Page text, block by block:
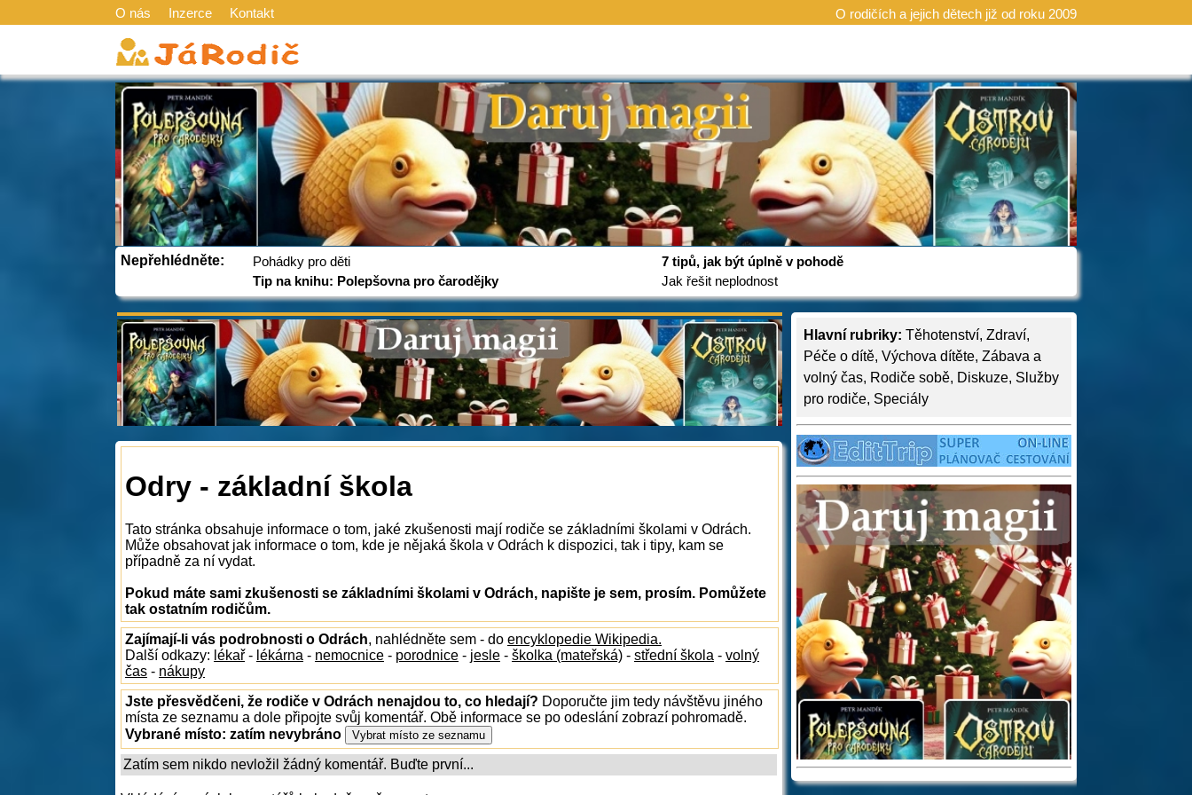
O nás Inzerce Kontakt O rodičích a jejich dětech již od roku 2009
Nepřehlédněte:
Pohádky pro děti
Tip na knihu: Polepšovna pro čarodějky
7 tipů, jak být úplně v pohodě
Jak řešit neplodnost
Hlavní rubriky: Těhotenství, Zdraví,
Péče o dítě, Výchova dítěte, Zábava a
volný čas, Rodiče sobě, Diskuze, Služby
pro rodiče, Speciály
Odry - základní škola
Tato stránka obsahuje informace o tom, jaké zkušenosti mají rodiče se základními školami v Odrách.
Může obsahovat jak informace o tom, kde je nějaká škola v Odrách k dispozici, tak i tipy, kam se
případně za ní vydat.
Pokud máte sami zkušenosti se základními školami v Odrách, napište je sem, prosím. Pomůžete
tak ostatním rodičům.
Zajímají-li vás podrobnosti o Odrách, nahlédněte sem - do encyklopedie Wikipedia.
Další odkazy: lékař - lékárna - nemocnice - porodnice - jesle - školka (mateřská) - střední škola - volný
čas - nákupy
Jste přesvědčeni, že rodiče v Odrách nenajdou to, co hledají? Doporučte jim tedy návštěvu jiného
místa ze seznamu a dole připojte svůj komentář. Obě informace se po odeslání zobrazí pohromadě.
Vybrané místo: zatím nevybráno
Zatím sem nikdo nevložil žádný komentář. Buďte první...